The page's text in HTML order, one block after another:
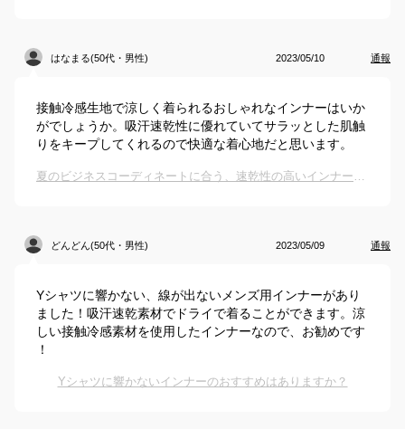
はなまる(50代・男性) 2023/05/10 通報
接触冷感生地で涼しく着られるおしゃれなインナーはいか
がでしょうか。吸汗速乾性に優れていてサラッとした肌触
りをキープしてくれるので快適な着心地だと思います。
夏のビジネスコーディネートに合う、速乾性の高いインナーを教えてください
どんどん(50代・男性) 2023/05/09 通報
Yシャツに響かない、線が出ないメンズ用インナーがあり
ました！吸汗速乾素材でドライで着ることができます。涼
しい接触冷感素材を使用したインナーなので、お勧めです
！
Yシャツに響かないインナーのおすすめはありますか？